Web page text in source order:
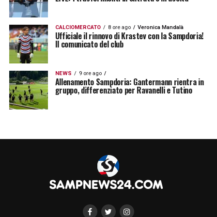
CALCIOMERCATO 8 ore ago Veronica Mandalà
Ufficiale il rinnovo di Krastev con la Sampdoria!
Il comunicato del club
NEWS 9 ore ago
Allenamento Sampdoria: Gantermann rientra in
gruppo, differenziato per Ravanelli e Tutino